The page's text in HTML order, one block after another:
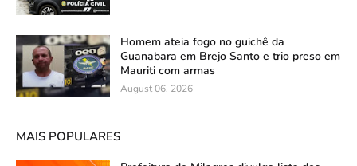
Homem ateia fogo no guichê da
Guanabara em Brejo Santo e trio preso em
Mauriti com armas
August 06, 2026
MAIS POPULARES